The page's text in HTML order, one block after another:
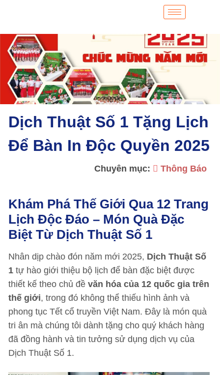
Dịch Thuật Số 1 Tặng Lịch
Để Bàn In Độc Quyền 2025
Chuyên mục: Thông Báo
Khám Phá Thế Giới Qua 12 Trang
Lịch Độc Đáo – Món Quà Đặc
Biệt Từ Dịch Thuật Số 1
Nhân dịp chào đón năm mới 2025, Dịch Thuật Số
1 tự hào giới thiệu bộ lịch để bàn đặc biệt được
thiết kế theo chủ đề văn hóa của 12 quốc gia trên
thế giới, trong đó không thể thiếu hình ảnh và
phong tục Tết cổ truyền Việt Nam. Đây là món quà
tri ân mà chúng tôi dành tặng cho quý khách hàng
đã đồng hành và tin tưởng sử dụng dịch vụ của
Dịch Thuật Số 1.